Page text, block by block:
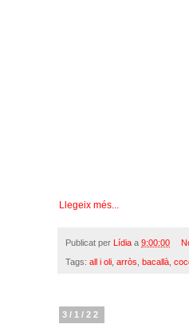
Llegeix més...
Publicat per Lídia a 9:00:00
Tags: all i oli, arròs, bacallà,
3/1/22